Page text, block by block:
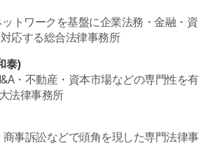
トワークを基盤に企業法務・金融・資
応する総合法律事務所
泰)
・不動産・資本市場などの専門性を有
法律事務所
事訴訟などで頭角を現した専門法律事